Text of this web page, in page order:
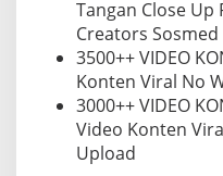
Tangan Close
Creators Sosmed
3500++ VIDEO
Konten Viral No
3000++ VIDEO
Video Konten
Upload